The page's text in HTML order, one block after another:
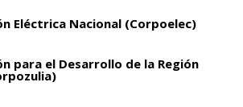
Eléctrica Nacional (Corpoelec)
para el Desarrollo de la Región